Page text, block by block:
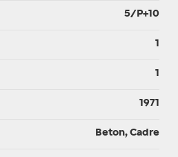
5/P+10
1
1
1971
Beton, Cadre